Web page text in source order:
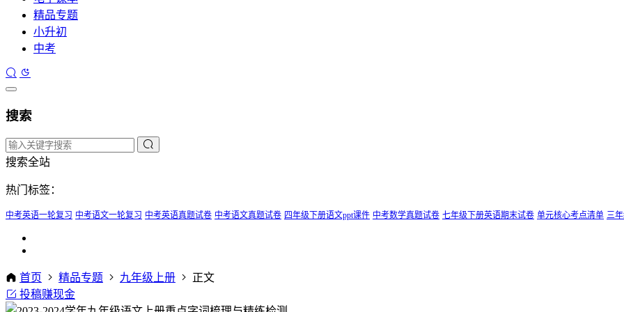
精品专题
小升初
中考
搜索
搜索全站
热门标签：
中考英语一轮复习 中考语文一轮复习 中考英语真题试卷 中考语文真题试卷 四年级下册语文ppt课件 中考数学真题试卷 七年级下册英语期末试卷 单元核心考点清单 三
首页 精品专题 九年级上册
正文
投稿赚现金